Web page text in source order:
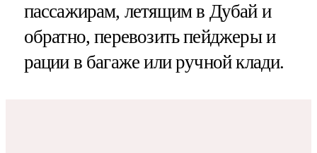
пассажирам, летящим в Дубай и
обратно, перевозить пейджеры и
рации в багаже или ручной клади.